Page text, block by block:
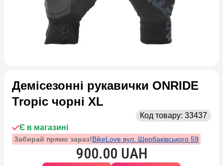
Демісезонні рукавички ONRIDE
Tropic чорні XL
Код товару: 33437
Є в магазині
Забирай прямо зараз!BikeLove вул. Щербаківського 59
900.00 UAH